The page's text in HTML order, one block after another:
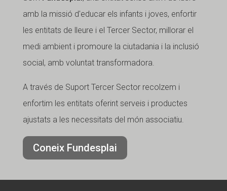
amb la missió d'educar els infants i joves, enfortir
les entitats de lleure i el Tercer Sector, millorar el
medi ambient i promoure la ciutadania i la inclusió
social, amb voluntat transformadora.
A través de Suport Tercer Sector recolzem i
enfortim les entitats oferint serveis i productes
ajustats a les necessitats del món associatiu.
Coneix Fundesplai